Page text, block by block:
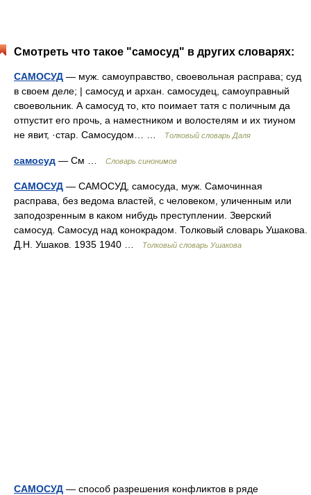
Смотреть что такое "самосуд" в других словарях:
САМОСУД — муж. самоуправство, своевольная расправа; суд
в своем деле; | самосуд и архан. самосудец, самоуправный
своевольник. А самосуд то, кто поимает татя с поличным да
отпустит его прочь, а наместником и волостелям и их тиуном
не явит, ·стар. Самосудом… …
Толковый словарь Даля
самосуд — См … Словарь синонимов
САМОСУД — САМОСУД, самосуда, муж. Самочинная
расправа, без ведома властей, с человеком, уличенным или
заподозренным в каком нибудь преступлении. Зверский
самосуд. Самосуд над конокрадом. Толковый словарь Ушакова.
Д.Н. Ушаков. 1935 1940 …
Толковый словарь Ушакова
САМОСУД — способ разрешения конфликтов в ряде